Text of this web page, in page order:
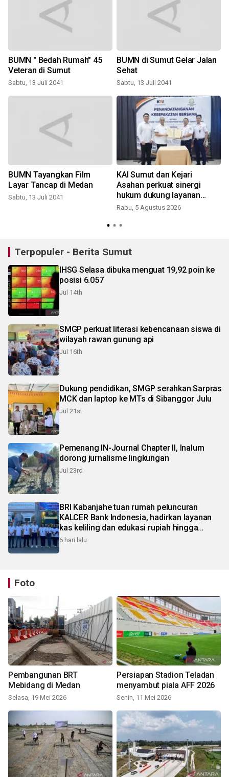
BUMN " Bedah Rumah" 45
Veteran di Sumut
Sabtu, 13 Juli 2041
BUMN di Sumut Gelar Jalan
Sehat
Sabtu, 13 Juli 2041
BUMN Tayangkan Film
Layar Tancap di Medan
Sabtu, 13 Juli 2041
KAI Sumut dan Kejari
Asahan perkuat sinergi
hukum dukung layanan
kereta api
Rabu, 5 Agustus 2026
Terpopuler - Berita Sumut
IHSG Selasa dibuka menguat 19,92 poin ke
posisi 6.057
Jul 14th
SMGP perkuat literasi kebencanaan siswa di
wilayah rawan gunung api
Jul 16th
Dukung pendidikan, SMGP serahkan Sarpras
MCK dan laptop ke MTs di Sibanggor Julu
Jul 21st
Pemenang IN-Journal Chapter II, Inalum
dorong jurnalisme lingkungan
Jul 23rd
BRI Kabanjahe tuan rumah peluncuran
KALCER Bank Indonesia, hadirkan layanan
kas keliling dan edukasi rupiah hingga
pelosok Karo
6 hari lalu
Foto
Pembangunan BRT
Mebidang di Medan
Selasa, 19 Mei 2026
Persiapan Stadion Teladan
menyambut piala AFF 2026
Senin, 11 Mei 2026